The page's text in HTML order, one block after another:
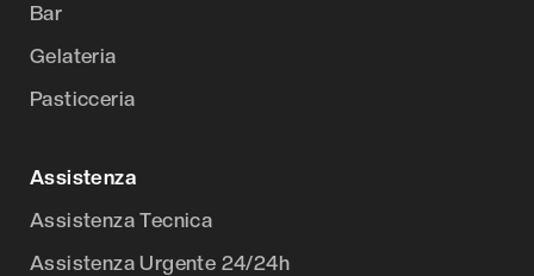
Bar
Gelateria
Pasticceria
Assistenza
Assistenza Tecnica
Assistenza Urgente 24/24h